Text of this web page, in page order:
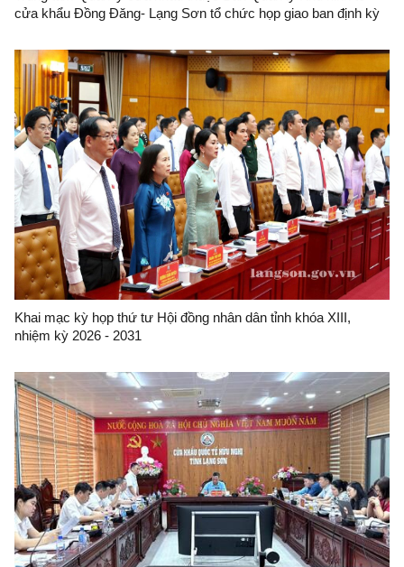
cửa khẩu Đồng Đăng- Lạng Sơn tổ chức họp giao ban định kỳ
Khai mạc kỳ họp thứ tư Hội đồng nhân dân tỉnh khóa XIII,
nhiệm kỳ 2026 - 2031